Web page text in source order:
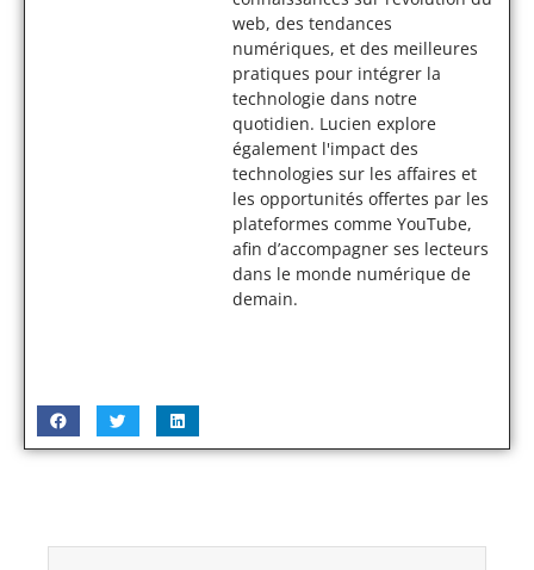
web, des tendances
numériques, et des meilleures
pratiques pour intégrer la
technologie dans notre
quotidien. Lucien explore
également l'impact des
technologies sur les affaires et
les opportunités offertes par les
plateformes comme YouTube,
afin d’accompagner ses lecteurs
dans le monde numérique de
demain.